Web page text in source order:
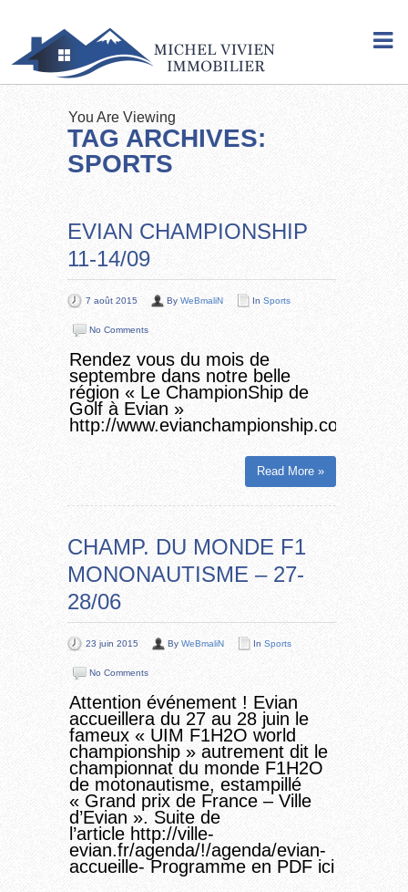
You Are Viewing
TAG ARCHIVES:
SPORTS
EVIAN CHAMPIONSHIP
11-14/09
7 août 2015 By WeBmaliN In Sports
No Comments
Rendez vous du mois de
septembre dans notre belle
région « Le ChampionShip de
Golf à Evian »
http://www.evianchampionship.com/fr/
Read More »
CHAMP. DU MONDE F1
MONONAUTISME – 27-
28/06
23 juin 2015 By WeBmaliN In Sports
No Comments
Attention événement ! Evian
accueillera du 27 au 28 juin le
fameux « UIM F1H2O world
championship » autrement dit le
championnat du monde F1H2O
de motonautisme, estampillé
« Grand prix de France – Ville
d’Evian ». Suite de
l’article http://ville-
evian.fr/agenda/!/agenda/evian-
accueille- Programme en PDF ici